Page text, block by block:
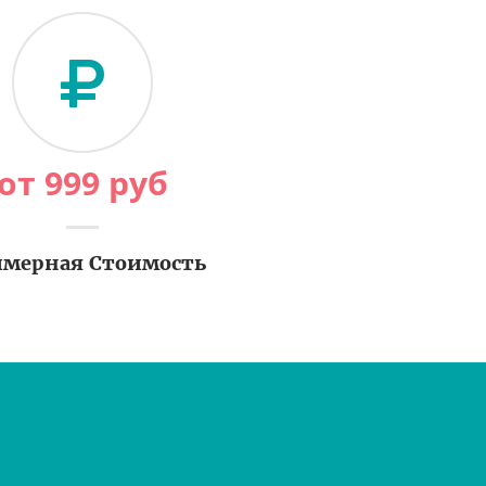
999 руб
Стоимость